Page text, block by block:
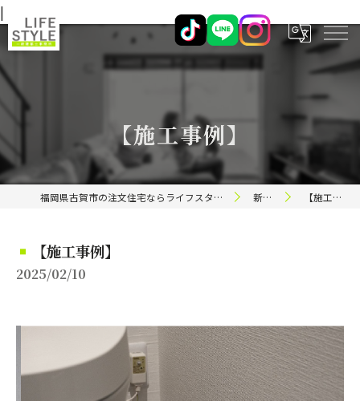
|
【施工事例】
福岡県古賀市の注文住宅ならライフスタイル 一級建築士事務所 新着情報 【施工事例】
【施工事例】
2025/02/10